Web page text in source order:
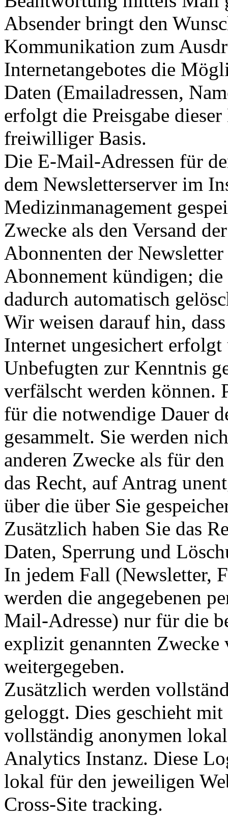
Absender bringt den
Kommunikation zum
Internetangebotes die
Daten (Emailadressen,
erfolgt die Preisgabe
freiwilliger Basis.
Die E-Mail-Adressen für
dem Newsletterserver im
Medizinmanagement
Zwecke als den Versand
Abonnenten der
Abonnement kündigen;
dadurch automatisch
Wir weisen darauf hin,
Internet ungesichert
Unbefugten zur Kenntnis
verfälscht werden können.
für die notwendige Dauer
gesammelt. Sie werden
anderen Zwecke als für
das Recht, auf Antrag
über die über Sie
Zusätzlich haben Sie das
Daten, Sperrung und
In jedem Fall (Newsletter,
werden die angegebenen
Mail-Adresse) nur für die
explizit genannten
weitergegeben.
Zusätzlich werden
geloggt. Dies geschieht
vollständig anonymen
Analytics Instanz. Diese
lokal für den jeweiligen
Cross-Site tracking.